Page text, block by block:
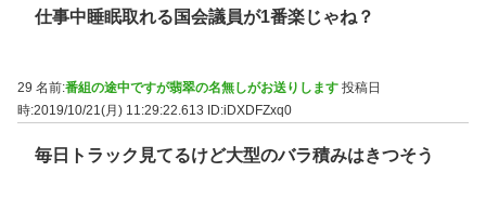
仕事中睡眠取れる国会議員が1番楽じゃね？
29 名前:番組の途中ですが翡翠の名無しがお送りします 投稿日
時:2019/10/21(月) 11:29:22.613
ID:iDXDFZxq0
毎日トラック見てるけど大型のバラ積みはきつそう